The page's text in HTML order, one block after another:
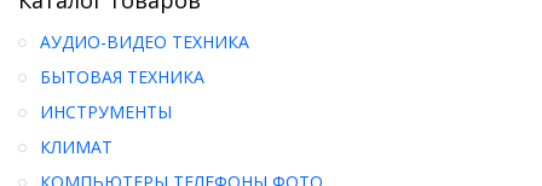
АУДИО-ВИДЕО ТЕХНИКА
БЫТОВАЯ ТЕХНИКА
ИНСТРУМЕНТЫ
КЛИМАТ